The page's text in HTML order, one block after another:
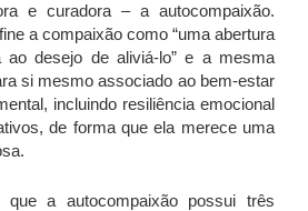
e curadora – a autocompaixão.
a compaixão como “uma abertura
ao desejo de aliviá-lo” e a mesma
si mesmo associado ao bem-estar
incluindo resiliência emocional
de forma que ela merece uma
que a autocompaixão possui três